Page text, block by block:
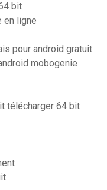
bit
en ligne
pour android gratuit
mobogenie
télécharger 64 bit